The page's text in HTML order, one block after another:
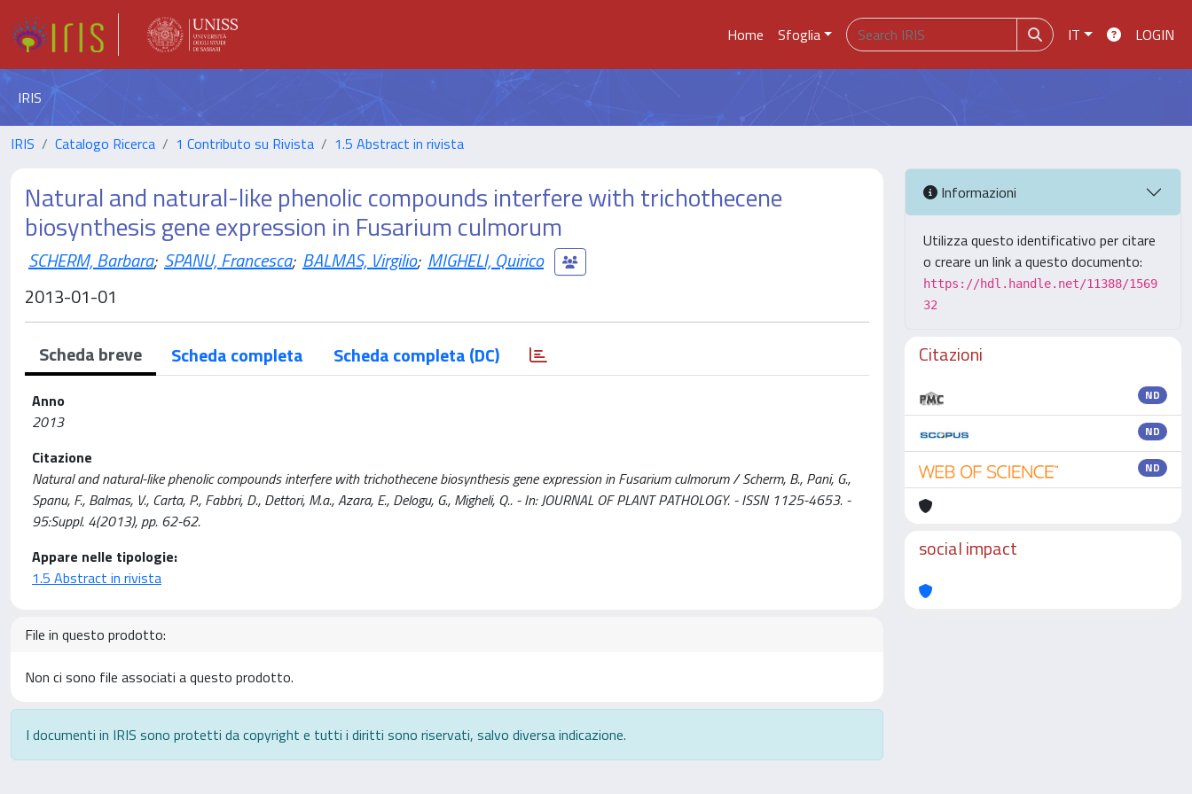
Home Sfoglia IT LOGIN
IRIS
IRIS Catalogo Ricerca 1 Contributo su Rivista 1.5 Abstract in rivista
Natural and natural-like phenolic compounds interfere with trichothecene
biosynthesis gene expression in Fusarium culmorum
SCHERM, Barbara; SPANU, Francesca; BALMAS, Virgilio; MIGHELI, Quirico
2013-01-01
Scheda breve Scheda completa Scheda completa (DC)
Anno
2013
Citazione
Natural and natural-like phenolic compounds interfere with trichothecene biosynthesis gene expression in Fusarium culmorum / Scherm, B., Pani, G.,
Spanu, F., Balmas, V., Carta, P., Fabbri, D., Dettori, M.a., Azara, E., Delogu, G., Migheli, Q.. - In: JOURNAL OF PLANT PATHOLOGY. - ISSN 1125-4653. -
95:Suppl. 4(2013), pp. 62-62.
Appare nelle tipologie:
1.5 Abstract in rivista
File in questo prodotto:
Non ci sono file associati a questo prodotto.
I documenti in IRIS sono protetti da copyright e tutti i diritti sono riservati, salvo diversa indicazione.
Informazioni
Utilizza questo identificativo per citare
o creare un link a questo documento:
https://hdl.handle.net/11388/1569
32
Citazioni
ND
ND
ND
social impact